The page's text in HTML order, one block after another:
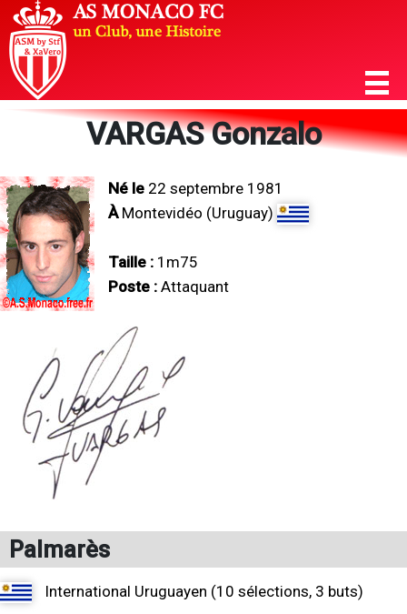
VARGAS Gonzalo
Né le 22 septembre 1981
ÀMontevidéo (Uruguay)
Taille : 1m75
Poste : Attaquant
Palmarès
International Uruguayen (10 sélections, 3 buts)